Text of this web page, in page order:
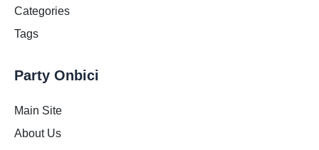
Categories
Tags
Party Onbici
Main Site
About Us